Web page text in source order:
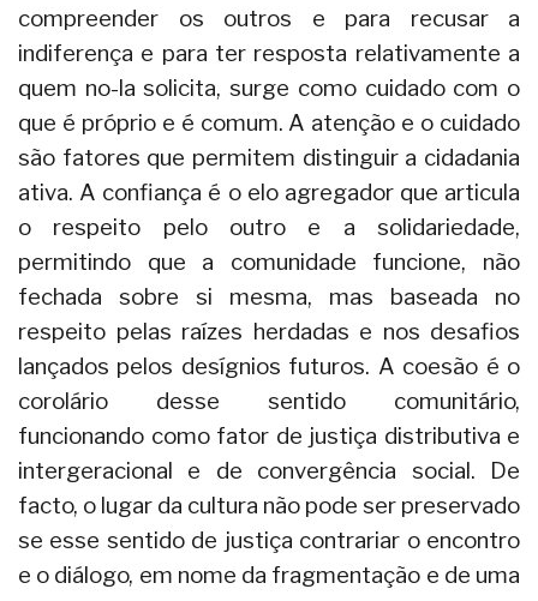
compreender os outros e para recusar a
indiferença e para ter resposta relativamente a
quem no-la solicita, surge como cuidado com o
que é próprio e é comum. A atenção e o cuidado
são fatores que permitem distinguir a cidadania
ativa. A confiança é o elo agregador que articula
o respeito pelo outro e a solidariedade,
permitindo que a comunidade funcione, não
fechada sobre si mesma, mas baseada no
respeito pelas raízes herdadas e nos desafios
lançados pelos desígnios futuros. A coesão é o
corolário desse sentido comunitário,
funcionando como fator de justiça distributiva e
intergeracional e de convergência social. De
facto, o lugar da cultura não pode ser preservado
se esse sentido de justiça contrariar o encontro
e o diálogo, em nome da fragmentação e de uma